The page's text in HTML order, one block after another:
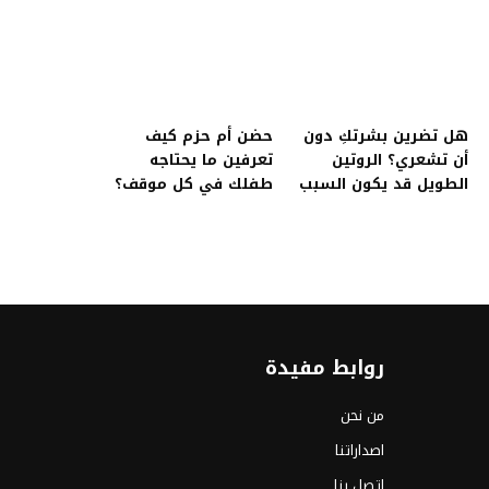
هل تضرين بشرتكِ دون
أن تشعري؟ الروتين
الطويل قد يكون السبب
حضن أم حزم كيف
تعرفين ما يحتاجه
طفلك في كل موقف؟
روابط مفيدة
من نحن
اصداراتنا